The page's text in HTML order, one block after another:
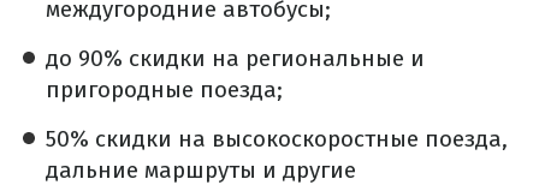
междугородние автобусы;
до 90% скидки на региональные и
пригородные поезда;
50% скидки на высокоскоростные поезда,
дальние маршруты и другие